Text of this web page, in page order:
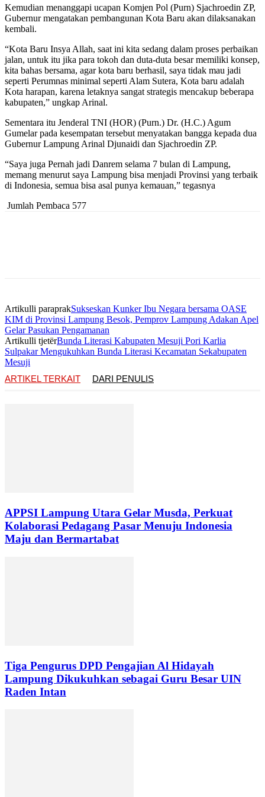
Kemudian menanggapi ucapan Komjen Pol (Purn) Sjachroedin ZP,
Gubernur mengatakan pembangunan Kota Baru akan dilaksanakan
kembali.
“Kota Baru Insya Allah, saat ini kita sedang dalam proses perbaikan
jalan, untuk itu jika para tokoh dan duta-duta besar memiliki konsep,
kita bahas bersama, agar kota baru berhasil, saya tidak mau jadi
seperti Perumnas minimal seperti Alam Sutera, Kota baru adalah
Kota harapan, karena letaknya sangat strategis mencakup beberapa
kabupaten,” ungkap Arinal.
Sementara itu Jenderal TNI (HOR) (Purn.) Dr. (H.C.) Agum
Gumelar pada kesempatan tersebut menyatakan bangga kepada dua
Gubernur Lampung Arinal Djunaidi dan Sjachroedin ZP.
“Saya juga Pernah jadi Danrem selama 7 bulan di Lampung,
memang menurut saya Lampung bisa menjadi Provinsi yang terbaik
di Indonesia, semua bisa asal punya kemauan,” tegasnya
Jumlah Pembaca 577
Artikulli paraprakSukseskan Kunker Ibu Negara bersama OASE
KIM di Provinsi Lampung Besok, Pemprov Lampung Adakan Apel
Gelar Pasukan Pengamanan
Artikulli tjetërBunda Literasi Kabupaten Mesuji Pori Karlia
Sulpakar Mengukuhkan Bunda Literasi Kecamatan Sekabupaten
Mesuji
ARTIKEL TERKAIT
DARI PENULIS
APPSI Lampung Utara Gelar Musda, Perkuat
Kolaborasi Pedagang Pasar Menuju Indonesia
Maju dan Bermartabat
Tiga Pengurus DPD Pengajian Al Hidayah
Lampung Dikukuhkan sebagai Guru Besar UIN
Raden Intan